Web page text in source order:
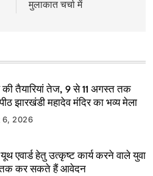
मुलाकात चर्चा में
तैयारियां तेज, 9 से 11 अगस्त तक
झारखंडी महादेव मंदिर का भव्य मेला
6, 2026
एवार्ड हेतु उत्कृष्ट कार्य करने वाले युवा
तक कर सकते हैं आवेदन